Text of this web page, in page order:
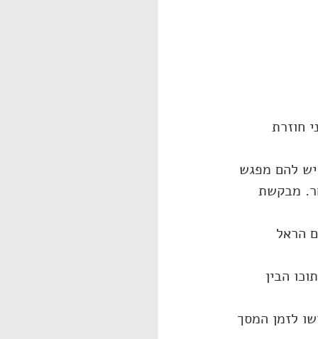
חוזרת
להם מפגש
מבקשת
הראל
והוא בתוכו הבין
לזמן המסך